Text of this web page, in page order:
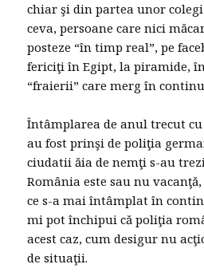
chiar şi din partea unor
ceva, persoane care nici
posteze “în timp real”, pe
fericiţi în Egipt, la piramide,
“fraierii” care merg în
Întâmplarea de anul trecut
au fost prinşi de poliţia
ciudatii ăia de nemţi s-au
România este sau nu
ce s-a mai întâmplat în
mi pot închipui că poliţia
acest caz, cum desigur nu
de situaţii.